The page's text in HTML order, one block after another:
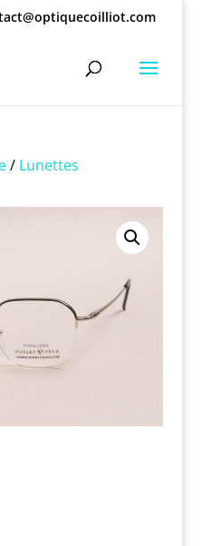
/ Lunettes